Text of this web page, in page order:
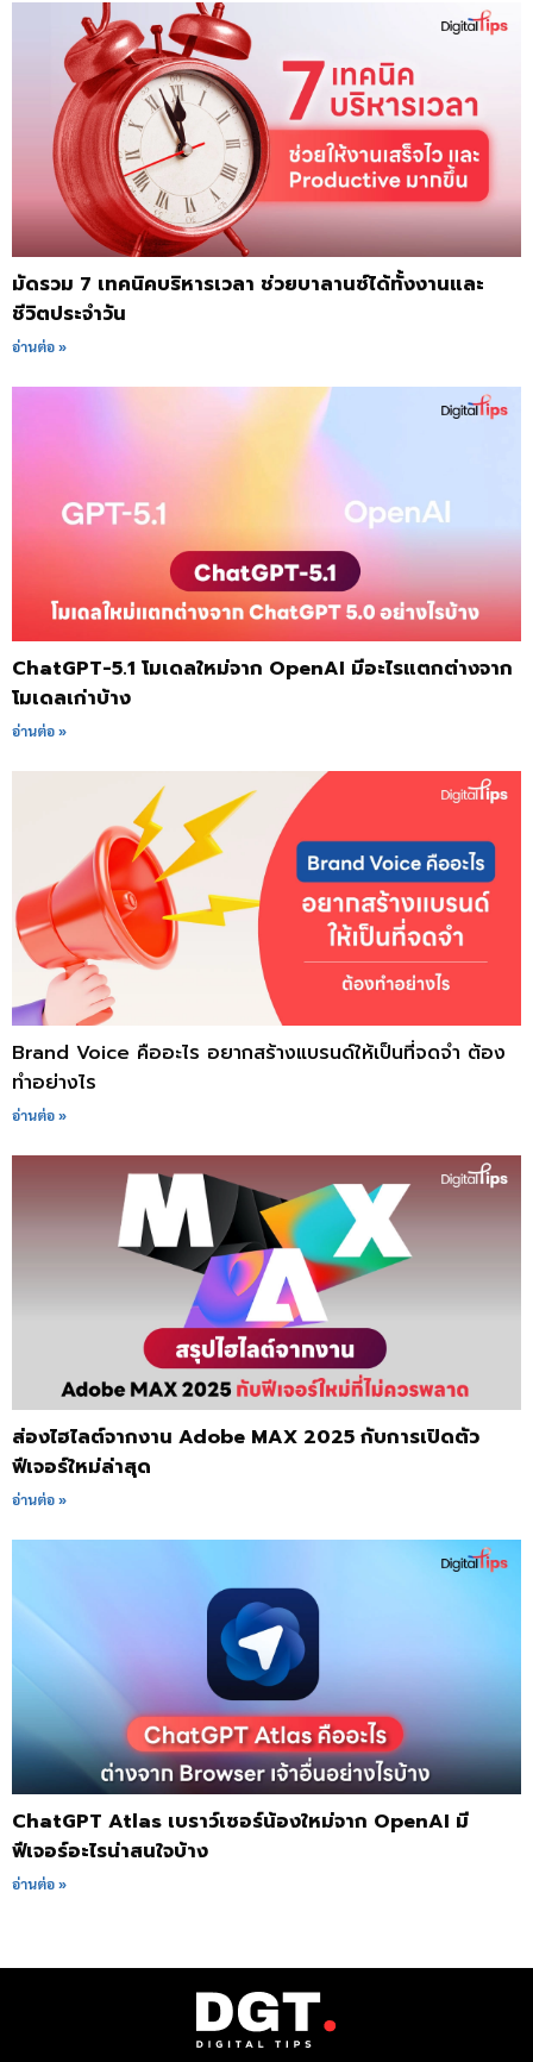
มัดรวม 7 เทคนิคบริหารเวลา ช่วยบาลานซ์ได้ทั้งงานและ
ชีวิตประจำวัน
อ่านต่อ »
ChatGPT-5.1 โมเดลใหม่จาก OpenAI มีอะไรแตกต่างจาก
โมเดลเก่าบ้าง
อ่านต่อ »
Brand Voice คืออะไร อยากสร้างแบรนด์ให้เป็นที่จดจำ ต้อง
ทำอย่างไร
อ่านต่อ »
ส่องไฮไลต์จากงาน Adobe MAX 2025 กับการเปิดตัว
ฟีเจอร์ใหม่ล่าสุด
อ่านต่อ »
ChatGPT Atlas เบราว์เซอร์น้องใหม่จาก OpenAI มี
ฟีเจอร์อะไรน่าสนใจบ้าง
อ่านต่อ »